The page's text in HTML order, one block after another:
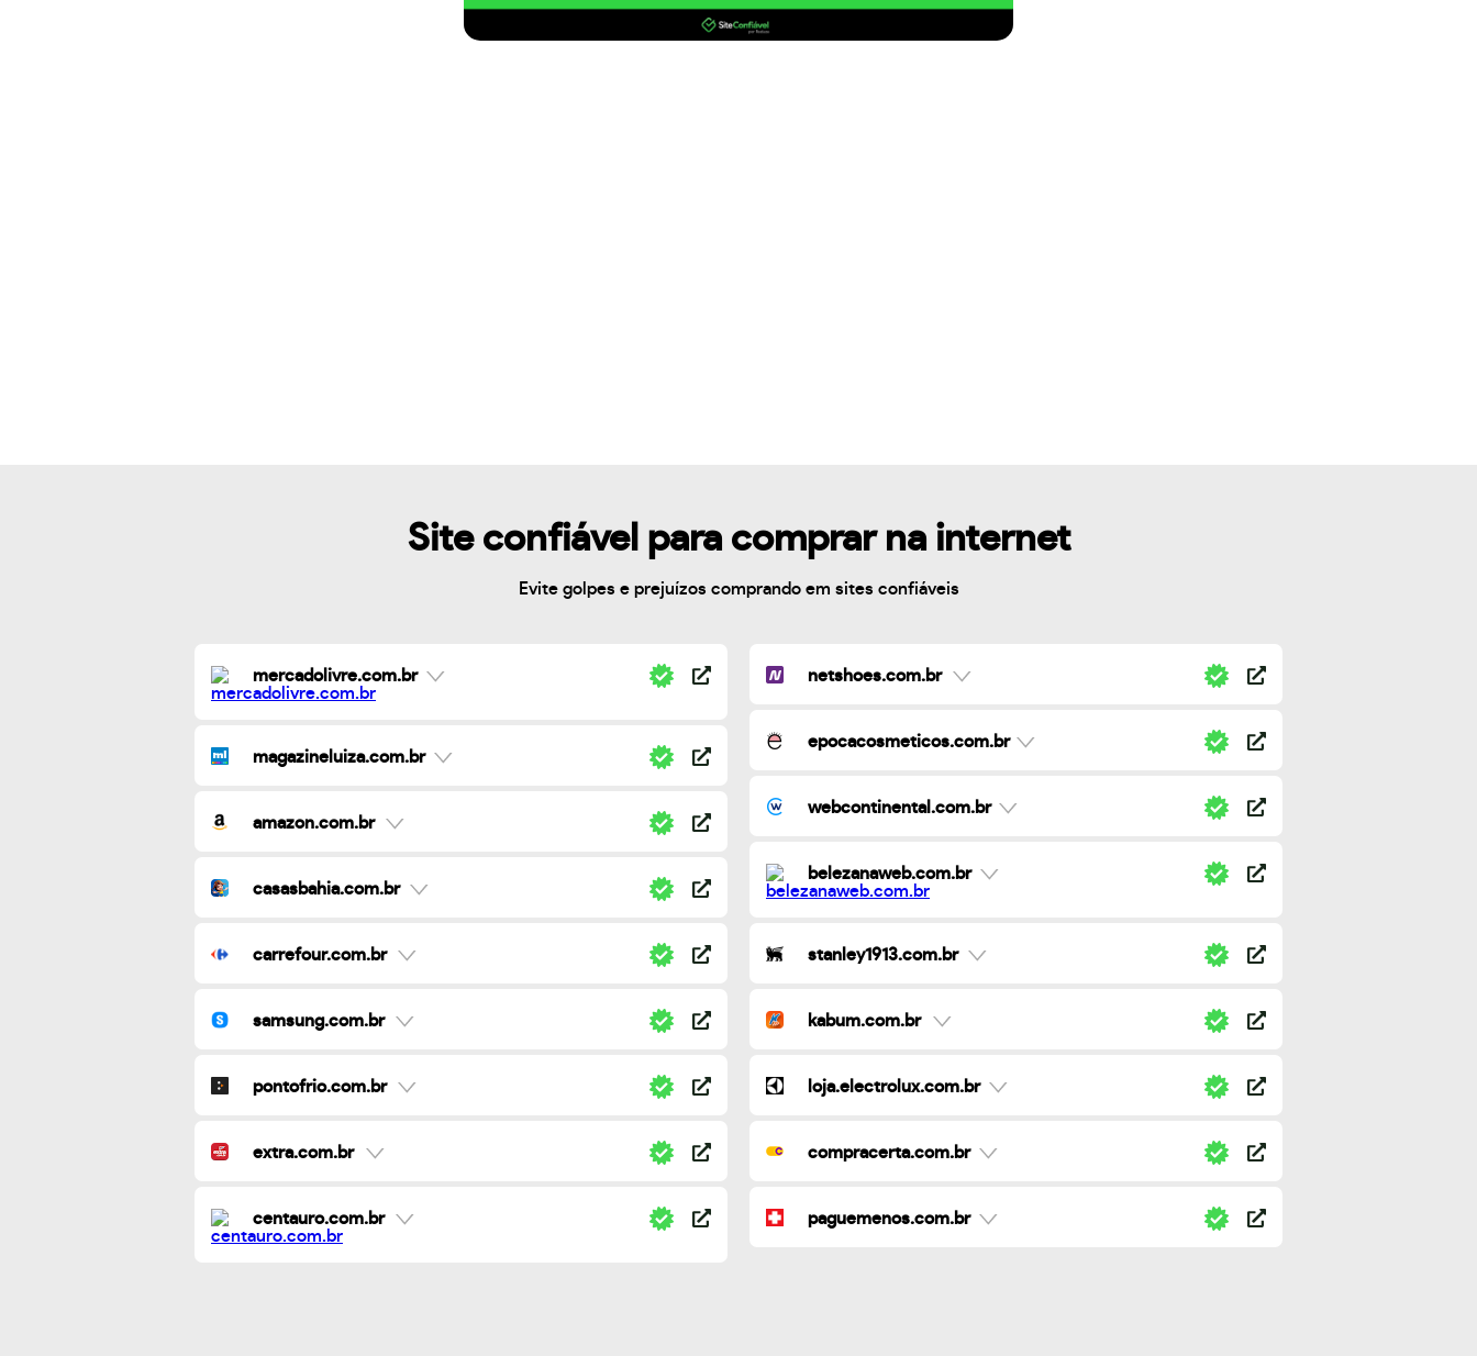
Site confiável para comprar na internet
Evite golpes e prejuízos comprando em sites confiáveis
mercadolivre.com.br
magazineluiza.com.br
amazon.com.br
casasbahia.com.br
carrefour.com.br
samsung.com.br
pontofrio.com.br
extra.com.br
centauro.com.br
netshoes.com.br
epocacosmeticos.com.br
webcontinental.com.br
belezanaweb.com.br
stanley1913.com.br
kabum.com.br
loja.electrolux.com.br
compracerta.com.br
paguemenos.com.br